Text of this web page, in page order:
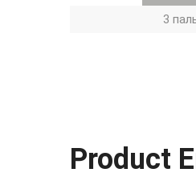
3
Product